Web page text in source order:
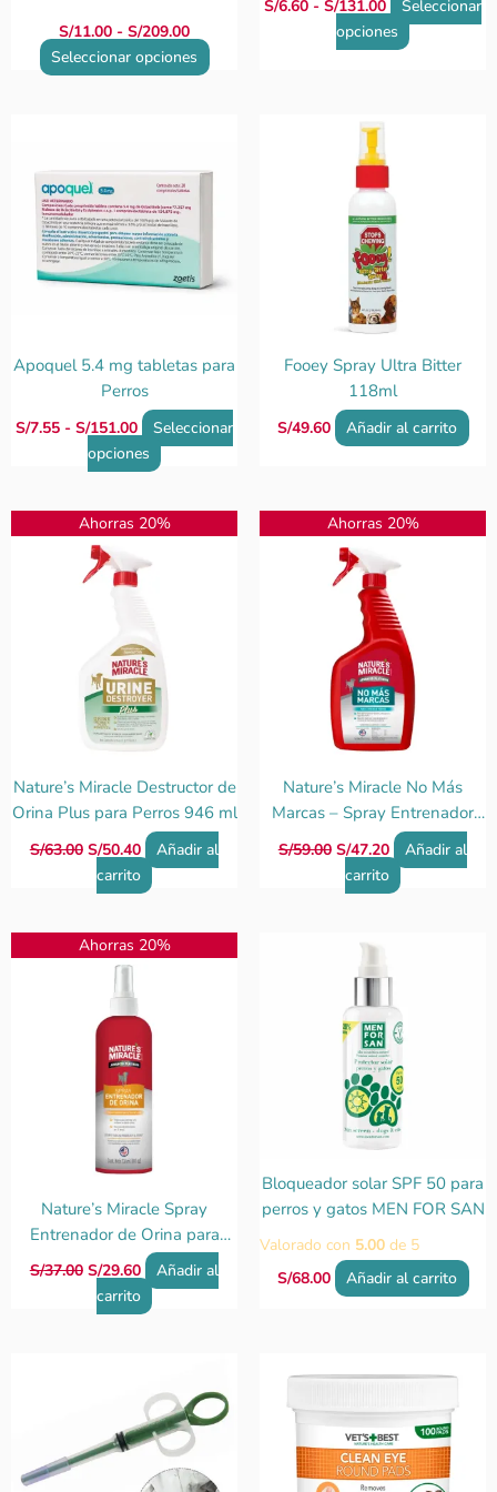
S/11.00 - S/209.00
Seleccionar opciones producto
S/6.60 - S/131.00
Seleccionar
opciones
página
de
Apoquel 5.4 mg tabletas para
Perros
S/7.55 - S/151.00
desde
S/7.55
hasta
S/151.00
Seleccionar
opciones
tiene
múltiples
variantes.
Las
opciones
elegir
la
página
de
Fooey Spray Ultra Bitter
118ml
S/49.60 Añadir al carrito
Ahorras 20%
Nature’s Miracle Destructor de
Orina Plus para Perros 946 ml
S/63.00
El
precio
original
era:
S/50.40
El
precio
actual
Añadir al
carrito
Ahorras 20%
Nature’s Miracle No Más
Marcas – Spray Entrenador
para Perros
S/59.00
El
precio
original
era:
S/59.00.
S/47.20
El
precio
actual
S/47.20.
Añadir al
carrito
Ahorras 20%
Nature’s Miracle Spray
Entrenador de Orina para
Perros 236 ml
S/37.00
El
precio
original
S/37.00.
S/29.60
El
precio
S/29.60.
Añadir al
carrito
Bloqueador solar SPF 50 para
perros y gatos MEN FOR SAN
Valorado con 5.00 de 5
S/68.00 Añadir al carrito